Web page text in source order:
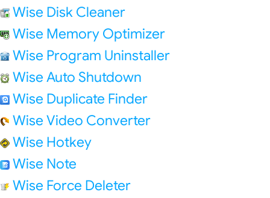
Wise Disk Cleaner
Wise Memory Optimizer
Wise Program Uninstaller
Wise Auto Shutdown
Wise Duplicate Finder
Wise Video Converter
Wise Hotkey
Wise Note
Wise Force Deleter